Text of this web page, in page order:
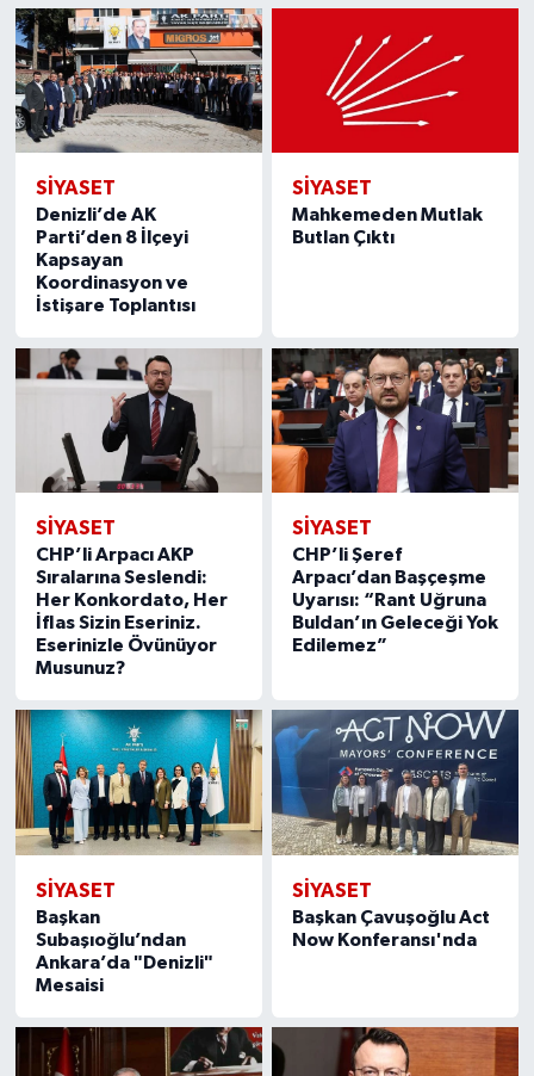
SİYASET
Denizli’de AK
Parti’den 8 İlçeyi
Kapsayan
Koordinasyon ve
İstişare Toplantısı
SİYASET
Mahkemeden Mutlak
Butlan Çıktı
SİYASET
CHP’li Arpacı AKP
Sıralarına Seslendi:
Her Konkordato, Her
İflas Sizin Eseriniz.
Eserinizle Övünüyor
Musunuz?
SİYASET
CHP’li Şeref
Arpacı’dan Başçeşme
Uyarısı: “Rant Uğruna
Buldan’ın Geleceği Yok
Edilemez”
SİYASET
Başkan
Subaşıoğlu’ndan
Ankara’da "Denizli"
Mesaisi
SİYASET
Başkan Çavuşoğlu Act
Now Konferansı'nda